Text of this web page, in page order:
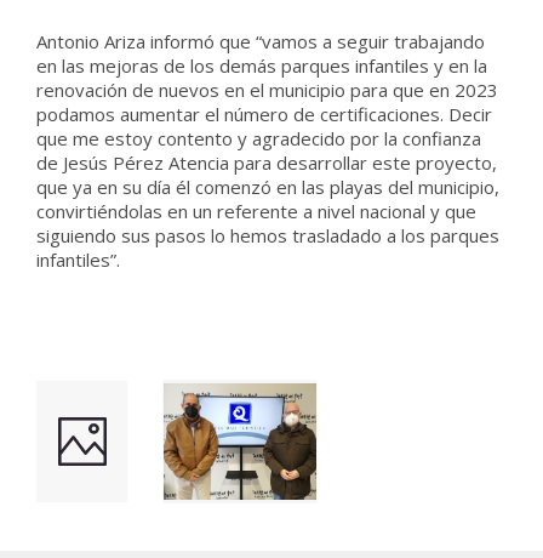
Antonio Ariza informó que “vamos a seguir trabajando
en las mejoras de los demás parques infantiles y en la
renovación de nuevos en el municipio para que en 2023
podamos aumentar el número de certificaciones. Decir
que me estoy contento y agradecido por la confianza
de Jesús Pérez Atencia para desarrollar este proyecto,
que ya en su día él comenzó en las playas del municipio,
convirtiéndolas en un referente a nivel nacional y que
siguiendo sus pasos lo hemos trasladado a los parques
infantiles”.